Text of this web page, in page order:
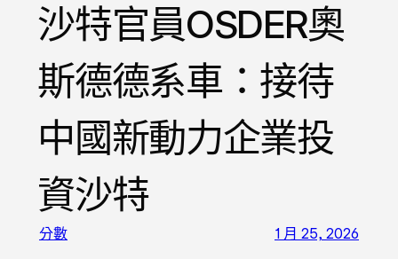
沙特官員OSDER奧
斯德德系車：接待
中國新動力企業投
資沙特
分數 1 月 25, 2026